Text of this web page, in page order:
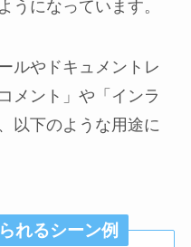
うになっています。
ルやドキュメントレ
メント」や「インラ
以下のような用途に
れるシーン例